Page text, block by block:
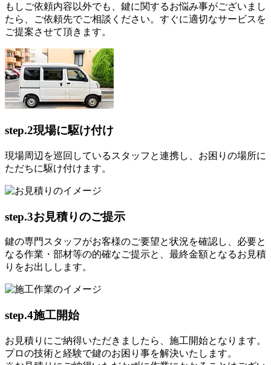
もしご依頼内容以外でも、鍵に関するお悩み事がございまし
たら、ご依頼先でご相談ください。すぐに適切なサービスを
ご提案させて頂きます。
step.2現場に駆け付け
現場周辺を巡回しているスタッフと連携し、お困りの場所に
ただちに駆け付けます。
step.3お見積りのご提示
鍵の専門スタッフがお客様のご要望と状況を確認し、必要と
なる作業・部材等の的確なご提示と、最終金額となるお見積
りをお出しします。
step.4施工開始
お見積りにご納得いただきましたら、施工開始となります。
プロの技術と経験で鍵のお困り事を解決いたします。